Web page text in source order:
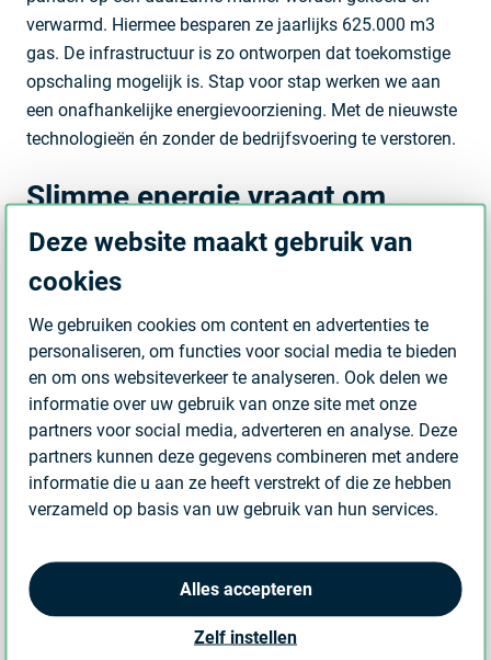
Deze website maakt gebruik van
cookies
We gebruiken cookies om content en advertenties te
personaliseren, om functies voor social media te bieden
en om ons websiteverkeer te analyseren. Ook delen we
informatie over uw gebruik van onze site met onze
partners voor social media, adverteren en analyse. Deze
partners kunnen deze gegevens combineren met andere
informatie die u aan ze heeft verstrekt of die ze hebben
verzameld op basis van uw gebruik van hun services.
Alles accepteren
Zelf instellen
verwarmd. Hiermee besparen ze jaarlijks 625.000 m3
gas. De infrastructuur is zo ontworpen dat toekomstige
opschaling mogelijk is. Stap voor stap werken we aan
een onafhankelijke energievoorziening. Met de nieuwste
technologieën én zonder de bedrijfsvoering te verstoren.
Slimme energie vraagt om
slimme aansturing
Elektrificeren is slechts één kant van het verhaal. Slimme
aansturing is net zo belangrijk. Samen vormen ze de
kern voor succes. Welke afnemer krijgt wanneer stroom,
hoe wordt opslag goed benut en hoe worden pieken en
dalen gemanaged? De energietransitie gaat hand in
hand met de digitale transitie. Dat vraagt om innovatieve
oplossingen, goed advies bij het uitstippelen van een
heldere route én de juiste technische kennis in huis
halen.
In Meppel heeft Equans
ziekenhuis gerealiseerd. Het eerste volledig gasloze
ziekenhuis van Nederland, dat voldoet aan hoge zorg- en